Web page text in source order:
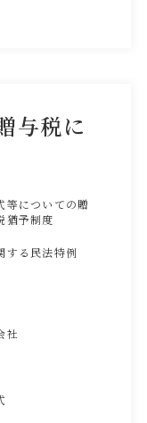
与税に
等についての贈
猶予制度
する民法特例
社